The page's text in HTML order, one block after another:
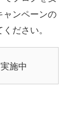
ャンペーンの
ださい。
施中